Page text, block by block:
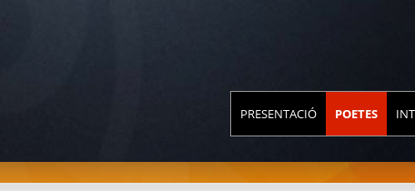
PRESENTACIÓ POETES